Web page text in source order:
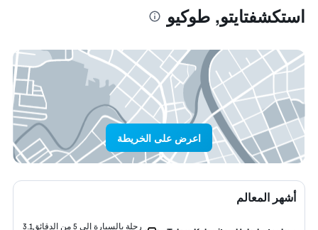
استكشفتايتو, طوكيو
اعرض على الخريطة
أشهر المعالم
رحلة بالسيارة إلى 5 من الدقائق
3.1